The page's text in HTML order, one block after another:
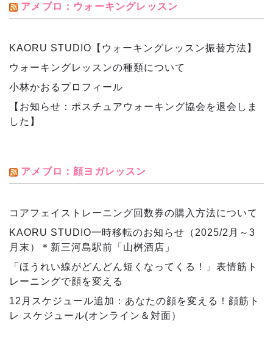
アメブロ：ウォーキングレッスン
KAORU STUDIO【ウォーキングレッスン振替方法】
ウォーキングレッスンの種類について
小林かおるプロフィール
【お知らせ：ポスチュアウォーキング協会を退会しま
した】
アメブロ：顔ヨガレッスン
コアフェイストレーニング回数券の購入方法について
KAORU STUDIO一時移転のお知らせ（2025/2月～3
月末）＊新三河島駅前「山桝酒店」
「ほうれい線がどんどん短くなってくる！」表情筋ト
レーニングで顔を変える
12月スケジュール追加：あなたの顔を変える！顔筋ト
レ スケジュール(オンライン＆対面）